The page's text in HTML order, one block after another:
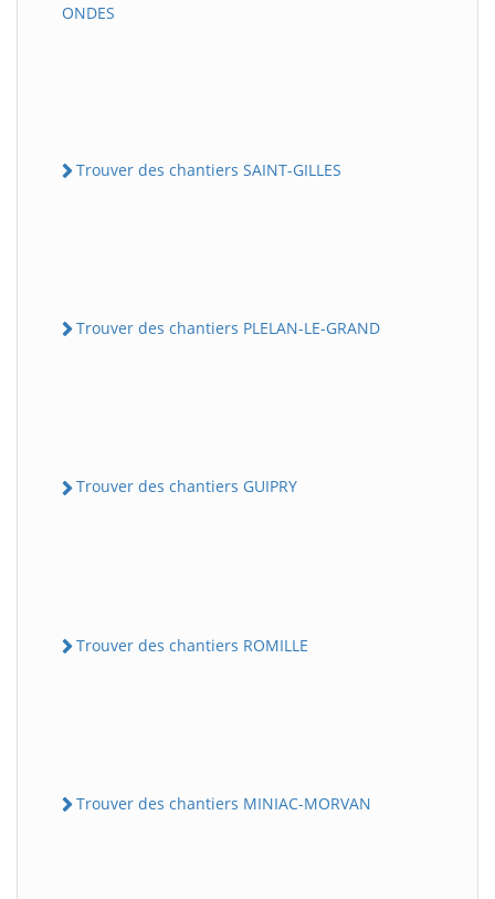
ONDES
Trouver des chantiers SAINT-GILLES
Trouver des chantiers PLELAN-LE-GRAND
Trouver des chantiers GUIPRY
Trouver des chantiers ROMILLE
Trouver des chantiers MINIAC-MORVAN